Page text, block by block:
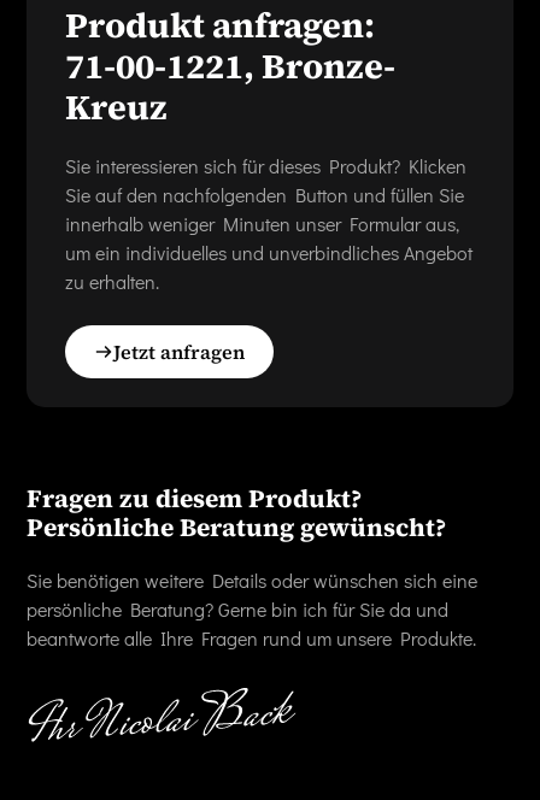
Produkt anfragen:
71-00-1221, Bronze-
Kreuz
Sie interessieren sich für dieses Produkt? Klicken
Sie auf den nachfolgenden Button und füllen Sie
innerhalb weniger Minuten unser Formular aus,
um ein individuelles und unverbindliches Angebot
zu erhalten.
Jetzt anfragen
Fragen zu diesem Produkt?
Persönliche Beratung gewünscht?
Sie benötigen weitere Details oder wünschen sich eine
persönliche Beratung? Gerne bin ich für Sie da und
beantworte alle Ihre Fragen rund um unsere Produkte.